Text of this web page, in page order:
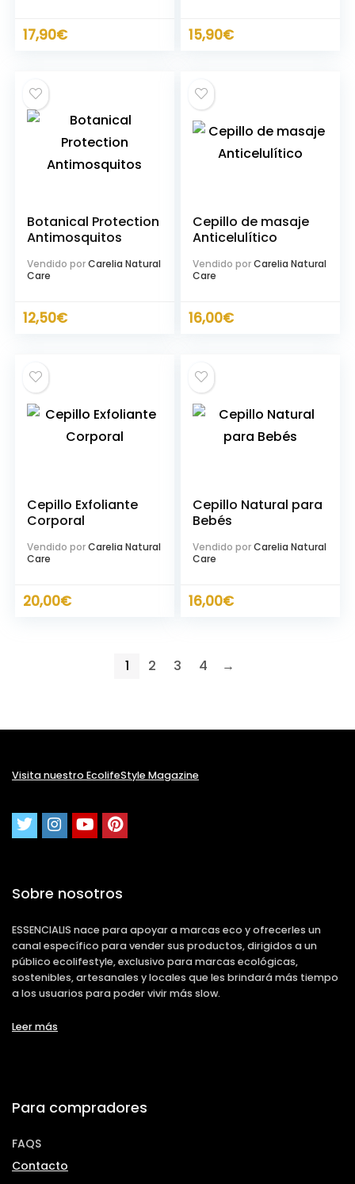
17,90€ 15,90€
Botanical Protection
Antimosquitos
Vendido porCarelia Natural
Care
12,50€
Cepillo de masaje
Anticelulítico
Vendido porCarelia Natural
Care
16,00€
Cepillo Exfoliante
Corporal
Vendido porCarelia Natural
Care
20,00€
Cepillo Natural para
Bebés
Vendido porCarelia Natural
Care
16,00€
1 2 3 4 →
Visita nuestro EcolifeStyle Magazine
Sobre nosotros
ESSENCIALIS nace para apoyar a marcas eco y ofrecerles un
canal específico para vender sus productos, dirigidos a un
público ecolifestyle, exclusivo para marcas ecológicas,
sostenibles, artesanales y locales que les brindará más tiempo
a los usuarios para poder vivir más slow.
Leer más
Para compradores
FAQS
Contacto